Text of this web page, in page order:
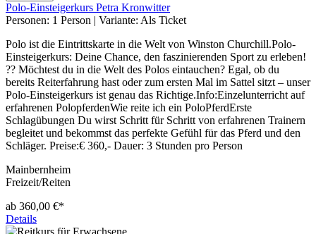
Polo-Einsteigerkurs Petra Kronwitter
Personen: 1 Person | Variante: Als Ticket
Polo ist die Eintrittskarte in die Welt von Winston Churchill.Polo-
Einsteigerkurs: Deine Chance, den faszinierenden Sport zu erleben!
?? Möchtest du in die Welt des Polos eintauchen? Egal, ob du
bereits Reiterfahrung hast oder zum ersten Mal im Sattel sitzt – unser
Polo-Einsteigerkurs ist genau das Richtige.Info:Einzelunterricht auf
erfahrenen PolopferdenWie reite ich ein PoloPferdErste
Schlagübungen Du wirst Schritt für Schritt von erfahrenen Trainern
begleitet und bekommst das perfekte Gefühl für das Pferd und den
Schläger. Preise:€ 360,- Dauer: 3 Stunden pro Person
Mainbernheim
Freizeit/Reiten
ab 360,00 €*
Details